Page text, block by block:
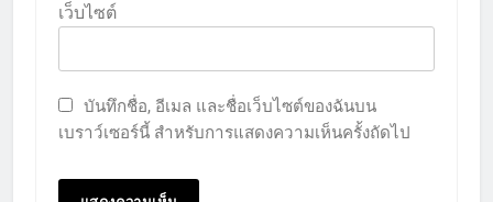
เว็บไซต์
บันทึกชื่อ, อีเมล และชื่อเว็บไซต์ของฉันบน
เบราว์เซอร์นี้ สำหรับการแสดงความเห็นครั้งถัดไป